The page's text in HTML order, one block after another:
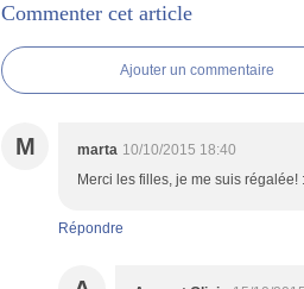
Commenter cet article
Ajouter un commentaire
M marta 10/10/2015 18:40
Merci les filles, je me suis régalée!
Répondre